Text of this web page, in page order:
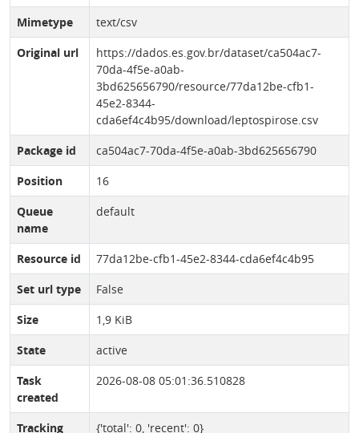
Mimetype
text/csv
Original url
https://dados.es.gov.br/dataset/ca504ac7-
70da-4f5e-a0ab-
3bd625656790/resource/77da12be-cfb1-
45e2-8344-
cda6ef4c4b95/download/leptospirose.csv
Package id
ca504ac7-70da-4f5e-a0ab-3bd625656790
Position
16
Queue
name
default
Resource id
77da12be-cfb1-45e2-8344-cda6ef4c4b95
Set url type
False
Size
1,9 KiB
State
active
Task
created
2026-08-08 05:01:36.510828
Tracking
{'total': 0, 'recent': 0}